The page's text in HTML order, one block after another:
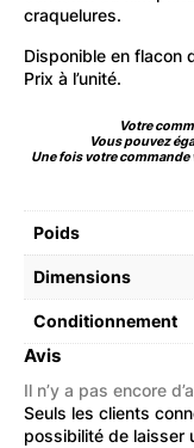
craquelures.
Disponible en flacon
Prix à l’unité.
Votre
Vous pouvez
Une fois votre commande
Poids
Dimensions
Conditionnement
Avis
Il n’y a pas encore
Seuls les clients
possibilité de laisser